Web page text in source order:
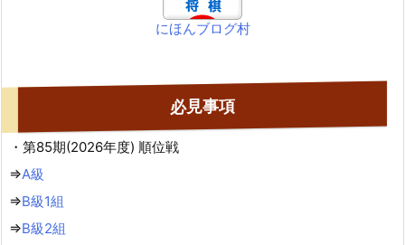
にほんブログ村
必見事項
・第85期(2026年度) 順位戦
⇒A級
⇒B級1組
⇒B級2組